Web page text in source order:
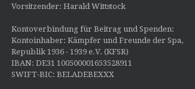
Vorsitzender: Harald Wittstock
Kontoverbindung für Beitrag und Spenden:
Kontoinhaber: Kämpfer und Freunde der Spa,
Republik 1936 - 1939 e.V. (KFSR)
IBAN: DE31 100500001653528911
SWIFT-BIC: BELADEBEXXX